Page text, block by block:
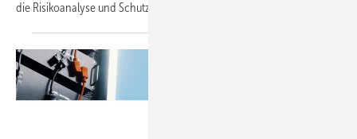
die Risikoanalyse und Schutzkonzepte.